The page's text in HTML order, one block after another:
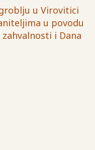
u Virovitici
u povodu
i Dana